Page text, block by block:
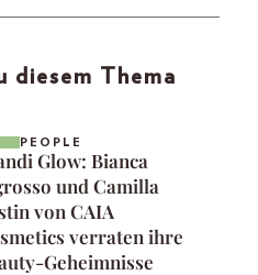
diesem Thema
PEOPLE
Glow: Bianca
und Camilla
von CAIA
verraten ihre
Geheimnisse